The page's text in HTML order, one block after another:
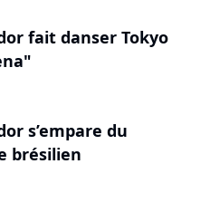
fait danser Tokyo
s’empare du
brésilien